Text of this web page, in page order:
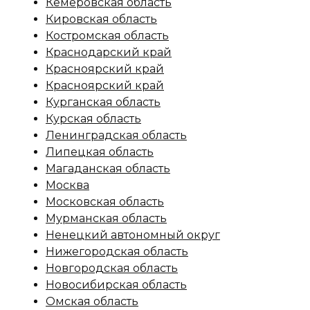
Кировская область
Костромская область
Краснодарский край
Красноярский край
Красноярский край
Курганская область
Курская область
Ленинградская область
Липецкая область
Магаданская область
Москва
Московская область
Мурманская область
Ненецкий автономный округ
Нижегородская область
Новгородская область
Новосибирская область
Омская область